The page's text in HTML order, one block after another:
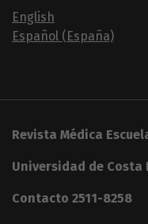
English
Español (España)
Revista Médica
Universidad de Costa
Contacto 2511-8258